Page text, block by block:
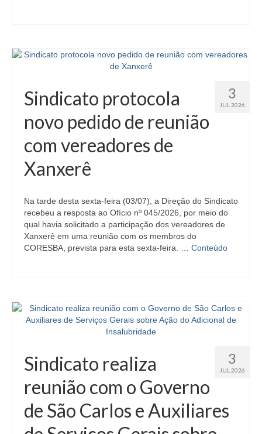
3
JUL 2026
Sindicato protocola
novo pedido de reunião
com vereadores de
Xanxerê
Na tarde desta sexta-feira (03/07), a Direção do Sindicato
recebeu a resposta ao Ofício nº 045/2026, por meio do
qual havia solicitado a participação dos vereadores de
Xanxerê em uma reunião com os membros do
CORESBA, prevista para esta sexta-feira. … Conteúdo
3
JUL 2026
Sindicato realiza
reunião com o Governo
de São Carlos e Auxiliares